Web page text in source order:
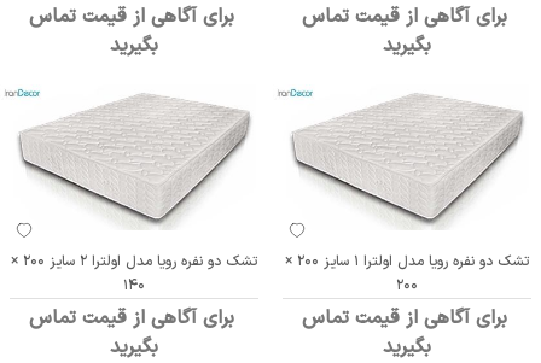
برای آگاهی از قیمت تماس
بگیرید
برای آگاهی از قیمت تماس
بگیرید
تشک دو نفره رویا مدل اولترا 1 سایز 200 ×
200
برای آگاهی از قیمت تماس
بگیرید
تشک دو نفره رویا مدل اولترا 2 سایز 200 ×
140
برای آگاهی از قیمت تماس
بگیرید